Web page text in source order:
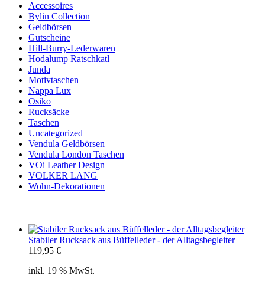
Accessoires
Bylin Collection
Geldbörsen
Gutscheine
Hill-Burry-Lederwaren
Hodalump Ratschkatl
Junda
Motivtaschen
Nappa Lux
Osiko
Rucksäcke
Taschen
Uncategorized
Vendula Geldbörsen
Vendula London Taschen
VOi Leather Design
VOLKER LANG
Wohn-Dekorationen
Stabiler Rucksack aus Büffelleder - der Alltagsbegleiter
119,95 €
inkl. 19 % MwSt.